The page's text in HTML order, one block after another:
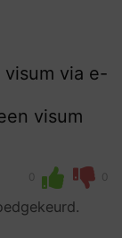
visum via e-
visum
0 0